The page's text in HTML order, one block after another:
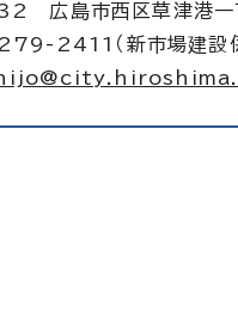
広島市西区草津港一
2411（新市場建